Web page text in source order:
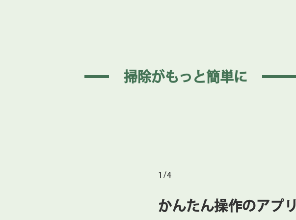
掃除がもっと簡単に
1/4
かんたん操作のアプリ